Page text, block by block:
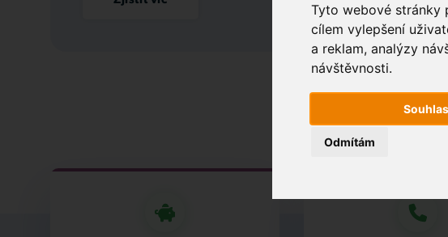
Tyto webové stránky
cílem vylepšení
a reklam, analýzy
návštěvnosti.
Odmítám